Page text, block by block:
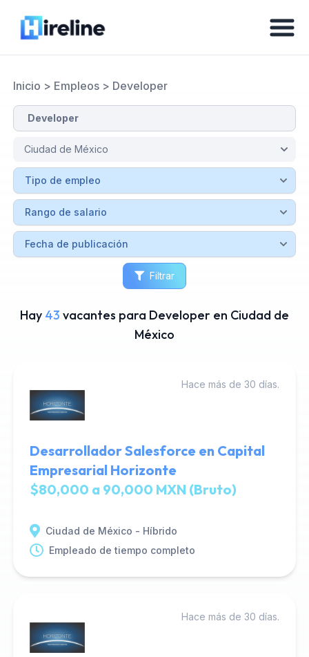
Inicio > Empleos> Developer
Filtrar
Hay 43 vacantes para Developer en Ciudad de
México
Hace más de 30 días.
Desarrollador Salesforce en Capital
Empresarial Horizonte
$80,000 a 90,000 MXN (Bruto)
Ciudad de México - Híbrido
Empleado de tiempo completo
Hace más de 30 días.